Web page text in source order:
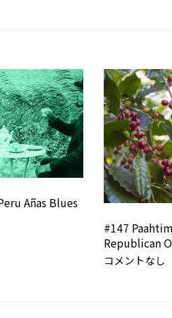
Añas Blues
#147
Republican
コメントなし